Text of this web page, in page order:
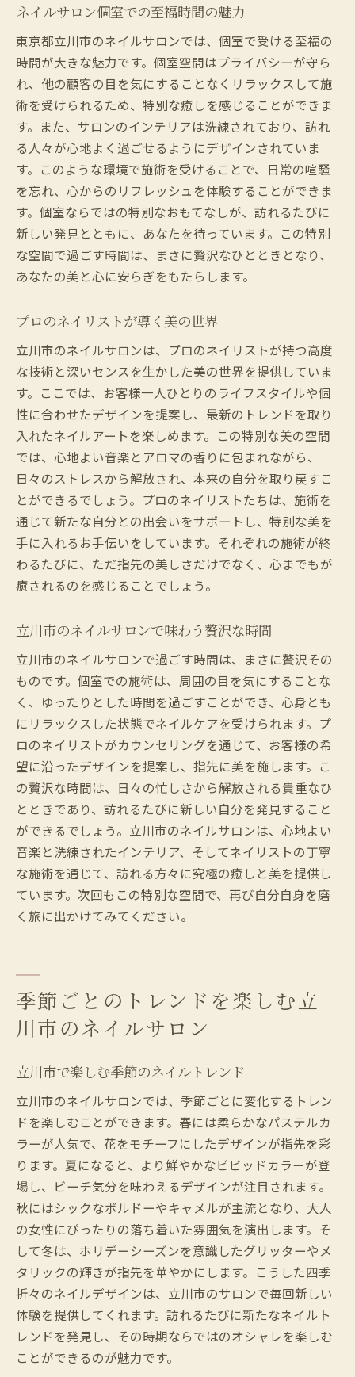
ネイルサロン個室での至福時間の魅力
東京都立川市のネイルサロンでは、個室で受ける至福の
時間が大きな魅力です。個室空間はプライバシーが守ら
れ、他の顧客の目を気にすることなくリラックスして施
術を受けられるため、特別な癒しを感じることができま
す。また、サロンのインテリアは洗練されており、訪れ
る人々が心地よく過ごせるようにデザインされていま
す。このような環境で施術を受けることで、日常の喧騒
を忘れ、心からのリフレッシュを体験することができま
す。個室ならではの特別なおもてなしが、訪れるたびに
新しい発見とともに、あなたを待っています。この特別
な空間で過ごす時間は、まさに贅沢なひとときとなり、
あなたの美と心に安らぎをもたらします。
プロのネイリストが導く美の世界
立川市のネイルサロンは、プロのネイリストが持つ高度
な技術と深いセンスを生かした美の世界を提供していま
す。ここでは、お客様一人ひとりのライフスタイルや個
性に合わせたデザインを提案し、最新のトレンドを取り
入れたネイルアートを楽しめます。この特別な美の空間
では、心地よい音楽とアロマの香りに包まれながら、
日々のストレスから解放され、本来の自分を取り戻すこ
とができるでしょう。プロのネイリストたちは、施術を
通じて新たな自分との出会いをサポートし、特別な美を
手に入れるお手伝いをしています。それぞれの施術が終
わるたびに、ただ指先の美しさだけでなく、心までもが
癒されるのを感じることでしょう。
立川市のネイルサロンで味わう贅沢な時間
立川市のネイルサロンで過ごす時間は、まさに贅沢その
ものです。個室での施術は、周囲の目を気にすることな
く、ゆったりとした時間を過ごすことができ、心身とも
にリラックスした状態でネイルケアを受けられます。プ
ロのネイリストがカウンセリングを通じて、お客様の希
望に沿ったデザインを提案し、指先に美を施します。こ
の贅沢な時間は、日々の忙しさから解放される貴重なひ
とときであり、訪れるたびに新しい自分を発見すること
ができるでしょう。立川市のネイルサロンは、心地よい
音楽と洗練されたインテリア、そしてネイリストの丁寧
な施術を通じて、訪れる方々に究極の癒しと美を提供し
ています。次回もこの特別な空間で、再び自分自身を磨
く旅に出かけてみてください。
季節ごとのトレンドを楽しむ立
川市のネイルサロン
立川市で楽しむ季節のネイルトレンド
立川市のネイルサロンでは、季節ごとに変化するトレン
ドを楽しむことができます。春には柔らかなパステルカ
ラーが人気で、花をモチーフにしたデザインが指先を彩
ります。夏になると、より鮮やかなビビッドカラーが登
場し、ビーチ気分を味わえるデザインが注目されます。
秋にはシックなボルドーやキャメルが主流となり、大人
の女性にぴったりの落ち着いた雰囲気を演出します。そ
して冬は、ホリデーシーズンを意識したグリッターやメ
タリックの輝きが指先を華やかにします。こうした四季
折々のネイルデザインは、立川市のサロンで毎回新しい
体験を提供してくれます。訪れるたびに新たなネイルト
レンドを発見し、その時期ならではのオシャレを楽しむ
ことができるのが魅力です。